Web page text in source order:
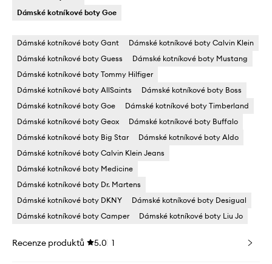
Dámské kotníkové boty Goe
Dámské kotníkové boty Gant
Dámské kotníkové boty Calvin Klein
Dámské kotníkové boty Guess
Dámské kotníkové boty Mustang
Dámské kotníkové boty Tommy Hilfiger
Dámské kotníkové boty AllSaints
Dámské kotníkové boty Boss
Dámské kotníkové boty Goe
Dámské kotníkové boty Timberland
Dámské kotníkové boty Geox
Dámské kotníkové boty Buffalo
Dámské kotníkové boty Big Star
Dámské kotníkové boty Aldo
Dámské kotníkové boty Calvin Klein Jeans
Dámské kotníkové boty Medicine
Dámské kotníkové boty Dr. Martens
Dámské kotníkové boty DKNY
Dámské kotníkové boty Desigual
Dámské kotníkové boty Camper
Dámské kotníkové boty Liu Jo
Recenze produktů 5.0 1